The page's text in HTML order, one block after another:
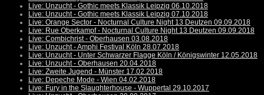
Live: Unzucht - Gothic meets Klassik Leipzig 06.10.2018
Live: Unzucht - Gothic meets Klassik Leipzig 07.10.2018
Live: Orange Sector - Nocturnal Culture Night 13 Deutzen 09.09.2018
Live: Rue Oberkampf - Nocturnal Culture Night 13 Deutzen 09.09.2018
Live: Combichrist - Oberhausen 03.08.2018
Live: Unzucht - Amphi Festival Köln 28.07.2018
Live: Unzucht - Unter Schwarzer Flagge Köln / Königswinter 12.05.2018
Live: Unzucht - Oberhausen 20.04.2018
Live: Zweite Jugend - Münster 17.02.2018
Live: Depeche Mode - Wien 04.02.2018
Live: Fury in the Slaughterhouse - Wuppertal 29.10.2017